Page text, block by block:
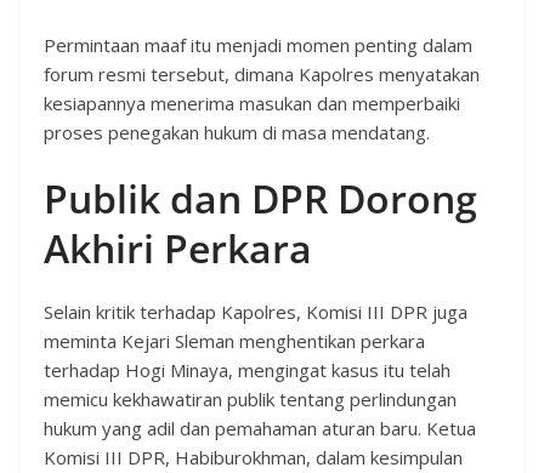
Permintaan maaf itu menjadi momen penting dalam
forum resmi tersebut, dimana Kapolres menyatakan
kesiapannya menerima masukan dan memperbaiki
proses penegakan hukum di masa mendatang.
Publik dan DPR Dorong
Akhiri Perkara
Selain kritik terhadap Kapolres, Komisi III DPR juga
meminta Kejari Sleman menghentikan perkara
terhadap Hogi Minaya, mengingat kasus itu telah
memicu kekhawatiran publik tentang perlindungan
hukum yang adil dan pemahaman aturan baru. Ketua
Komisi III DPR, Habiburokhman, dalam kesimpulan